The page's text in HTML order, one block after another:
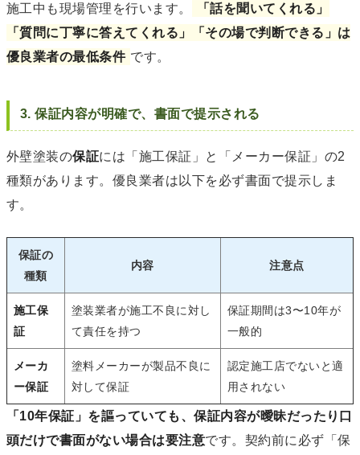
施工中も現場管理を行います。
「話を聞いてくれる」
「質問に丁寧に答えてくれる」「その場で判断できる」は
優良業者の最低条件 です。
3. 保証内容が明確で、書面で提示される
外壁塗装の保証には「施工保証」と「メーカー保証」の2
種類があります。優良業者は以下を必ず書面で提示しま
す。
保証の
種類
内容 注意点
施工保
証
塗装業者が施工不良に対し
て責任を持つ
保証期間は3〜10年が
一般的
メーカ
ー保証
塗料メーカーが製品不良に
対して保証
認定施工店でないと適
用されない
「10年保証」を謳っていても、保証内容が曖昧だったり口
頭だけで書面がない場合は要注意です。契約前に必ず「保